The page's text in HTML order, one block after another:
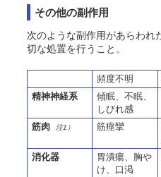
その他の副作用
次のような副作用があらわれ
切な処置を行うこと。
頻度不明
精神神経系
傾眠、不眠、
しびれ感
筋肉 注1） 筋痙攣
消化器
胃潰瘍、胸や
け、口渇